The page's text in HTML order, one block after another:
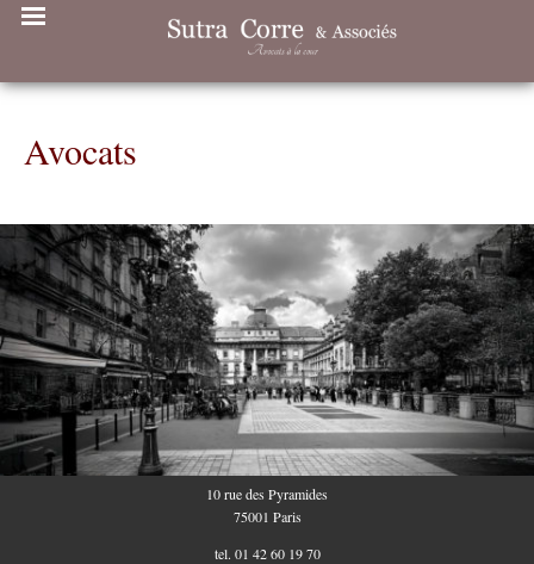
Avocats
10 rue des Pyramides
75001 Paris
tel. 01 42 60 19 70